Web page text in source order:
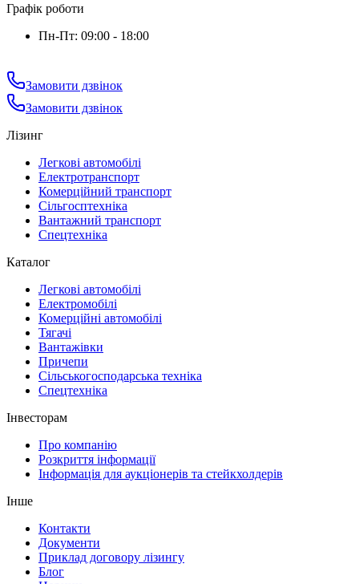
Графік роботи
Пн-Пт: 09:00 - 18:00
Замовити дзвінок
Замовити дзвінок
Лізинг
Легкові автомобілі
Електротранспорт
Комерційний транспорт
Сільгосптехніка
Вантажний транспорт
Спецтехніка
Каталог
Легкові автомобілі
Електромобілі
Комерційні автомобілі
Тягачі
Вантажівки
Причепи
Сільськогосподарська техніка
Спецтехніка
Інвесторам
Про компанію
Розкриття інформації
Інформація для аукціонерів та стейкхолдерів
Інше
Контакти
Документи
Приклад договору лізингу
Блог